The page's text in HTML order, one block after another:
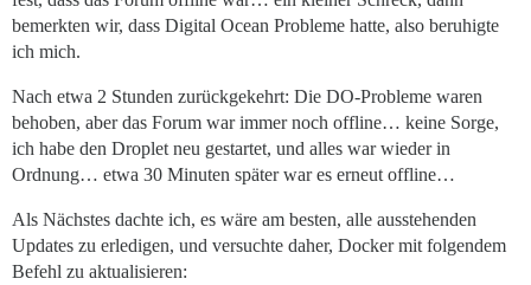
bemerkten wir, dass Digital Ocean Probleme hatte, also beruhigte
ich mich.
Nach etwa 2 Stunden zurückgekehrt: Die DO-Probleme waren
behoben, aber das Forum war immer noch offline… keine Sorge,
ich habe den Droplet neu gestartet, und alles war wieder in
Ordnung… etwa 30 Minuten später war es erneut offline…
Als Nächstes dachte ich, es wäre am besten, alle ausstehenden
Updates zu erledigen, und versuchte daher, Docker mit folgendem
Befehl zu aktualisieren: